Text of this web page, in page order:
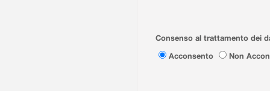
Consenso al trattamento dei
Acconsento
Non